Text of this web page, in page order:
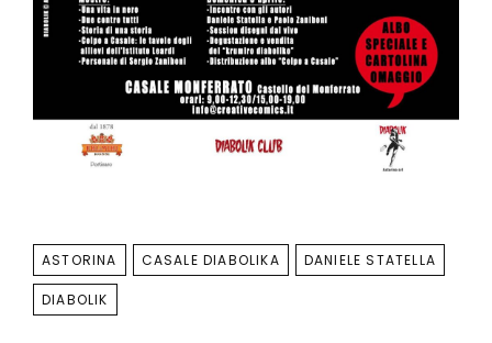
TAGS
ASTORINA CASALE DIABOLIKA DANIELE STATELLA
DIABOLIK